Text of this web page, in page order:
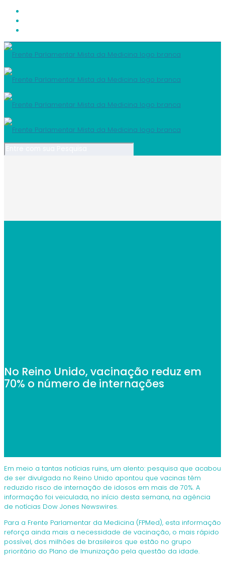
No Reino Unido, vacinação reduz em
70% o número de internações
Em meio a tantas notícias ruins, um alento: pesquisa que acabou
de ser divulgada no Reino Unido apontou que vacinas têm
reduzido risco de internação de idosos em mais de 70%. A
informação foi veiculada, no início desta semana, na agência
de notícias Dow Jones Newswires.
Para a Frente Parlamentar da Medicina (FPMed), esta informação
reforça ainda mais a necessidade de vacinação, o mais rápido
possível, dos milhões de brasileiros que estão no grupo
prioritário do Plano de Imunização pela questão da idade.